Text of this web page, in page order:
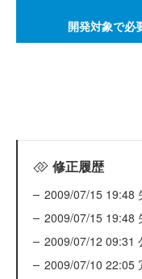
開発対象で必
修正履歴
2009/07/15 19:48
2009/07/15 19:48
2009/07/12 09:31
2009/07/10 22:05